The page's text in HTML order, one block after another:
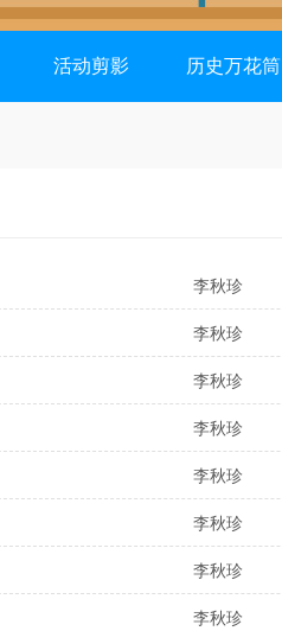
活动剪影 历史万花筒
李秋珍
李秋珍
李秋珍
李秋珍
李秋珍
李秋珍
李秋珍
李秋珍